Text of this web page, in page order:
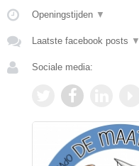
Openingstijden ▼
Laatste facebook posts ▼
Sociale media: